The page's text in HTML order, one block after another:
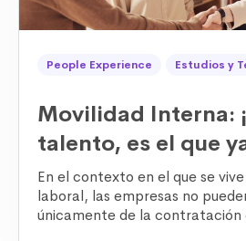
People Experience Estudios y
Movilidad Interna:
talento, es el que
En el contexto en el que se
laboral, las empresas no
únicamente de la contratación